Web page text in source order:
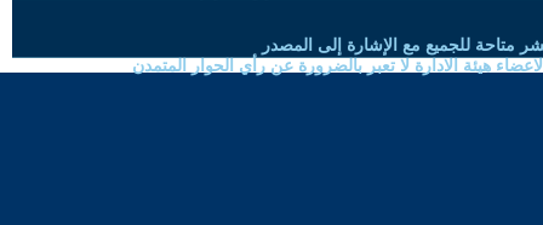
متاحة للجميع مع الإشارة إلى المصدر
هيئة الادارة لا تعبر بالضرورة عن رأي الحوار المتمدن